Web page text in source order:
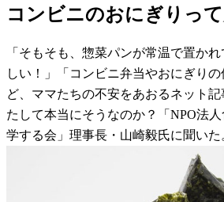
コンビニのおにぎりって
「そもそも、惣菜パンが常温で置か
しい！」「コンビニ弁当やおにぎり
ど、ママたちの不安をあおるネット
たして本当にそうなのか？「NPO法
学する会」理事長・山崎毅氏に聞いた